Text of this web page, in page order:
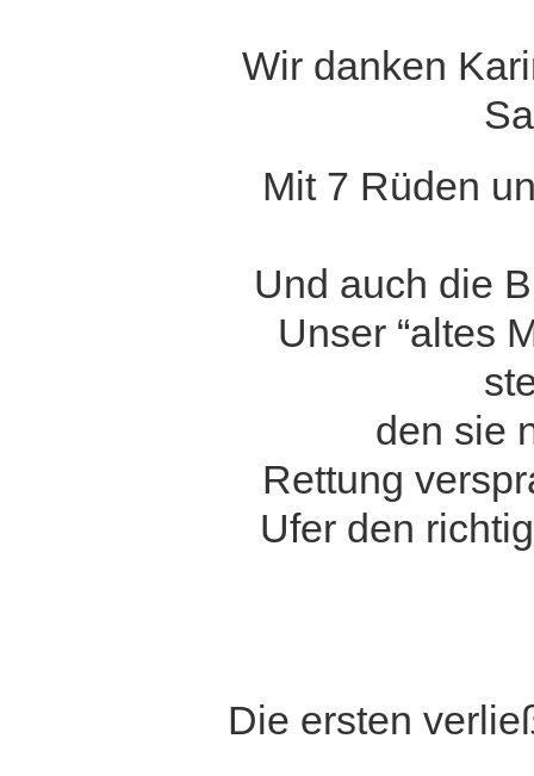
Wir danken
Mit 7 Rüden
Und auch die
Unser “altes
den sie
Rettung
Ufer den
Die ersten